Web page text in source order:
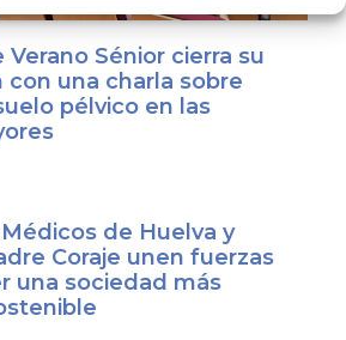
Verano Sénior cierra su
con una charla sobre
pélvico en las
de Huelva y
Coraje unen fuerzas
una sociedad más